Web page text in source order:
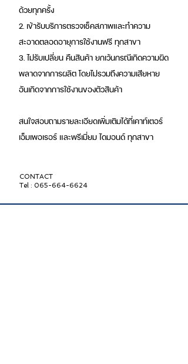
ด้วยทุกครั้ง
2. เข้ารับบริการตรวจเช็คสภาพและทำความ
สะอาดตลอดอายุการใช้งานฟรี ทุกสาขา
3. ไม่รับเปลี่ยน คืนสินค้า ยกเว้นกรณีเกิดความผิด
พลาดจากการผลิต โดยไม่รวมถึงความเสียหาย
อันเกิดจากการใช้งานของตัวสินค้า
สนใจสอบถามรายละเอียดเพิ่มเติมได้ที่เคาท์เตอร์
เอ็มเพอเรอร์ และพรีเมี่ยม ไดมอนด์ ทุกสาขา
CONTACT
Tel : 065-664-6624